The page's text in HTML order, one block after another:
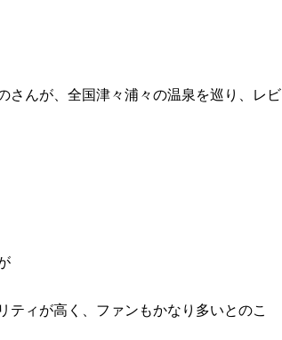
さんが、全国津々浦々の温泉を巡り、レビ
ィが高く、ファンもかなり多いとのこ